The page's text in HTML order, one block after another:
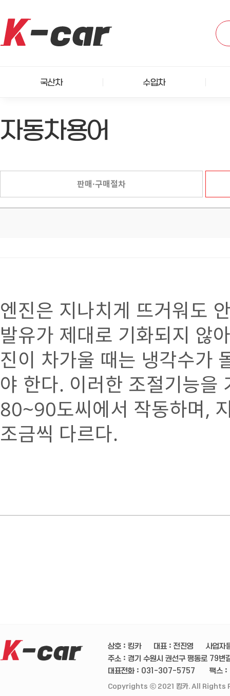
국산차 수입차
자동차용어
판매·구매절차
엔진은 지나치게 뜨거워도
발유가 제대로 기화되지 않
진이 차가울 때는 냉각수가
야 한다. 이러한 조절기능을
80~90도씨에서 작동하며,
조금씩 다르다.
상호 : 킹카 대표 : 전진영
사업자
주소 : 경기 수원시 권선구 평동로 79
대표전화 : 031-307-5757
팩스
Copyrights ⓒ 2021 킹카. All Rights